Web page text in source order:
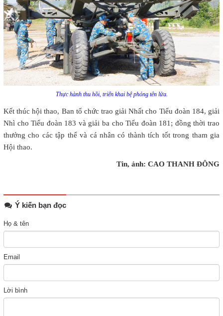
Thực hành thu hồi, triển khai bệ phóng tên lửa.
Kết thúc hội thao, Ban tổ chức trao giải Nhất cho Tiểu đoàn 184, giải
Nhì cho Tiểu đoàn 183 và giải ba cho Tiểu đoàn 181; đồng thời trao
thưởng cho các tập thể và cá nhân có thành tích tốt trong tham gia
Hội thao.
Tin, ảnh: CAO THANH ĐÔNG
Ý kiến bạn đọc
Họ & tên
Email
Lời bình